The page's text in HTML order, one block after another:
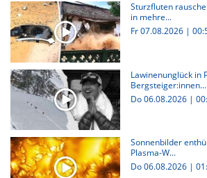
Sturzfluten
in mehre...
Fr 07.08.2026 |
Lawinenunglück in
Bergsteiger:innen...
Do 06.08.2026 |
Sonnenbilder
Plasma-W...
Do 06.08.2026 |